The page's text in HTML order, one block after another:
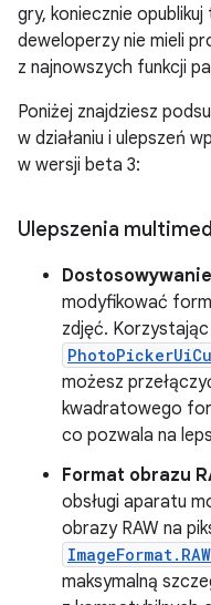
gry, koniecznie
deweloperzy nie mieli
z najnowszych funkcji
Poniżej znajdziesz
w działaniu i ulepszeń
w wersji beta 3:
Ulepszenia
modyfikować
zdjęć.
możesz
kwadratowego
co pozwala na
Format obrazu
obsługi aparatu
obrazy RAW na
maksymalną